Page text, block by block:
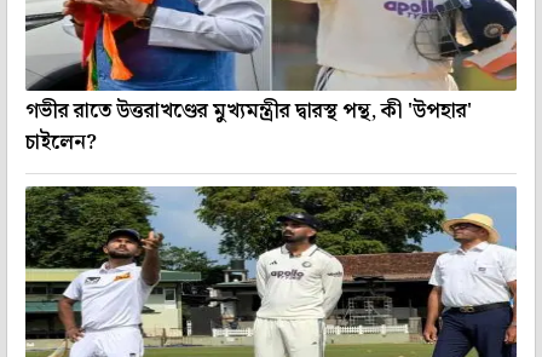
গভীর রাতে উত্তরাখণ্ডের মুখ্যমন্ত্রীর দ্বারস্থ পন্থ, কী 'উপহার'
চাইলেন?